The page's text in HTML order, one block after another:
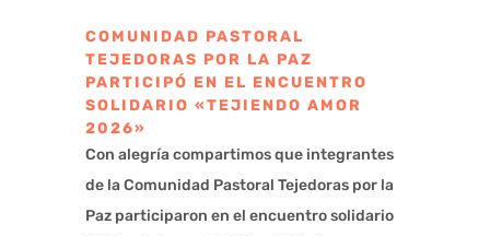
COMUNIDAD PASTORAL
TEJEDORAS POR LA PAZ
PARTICIPÓ EN EL ENCUENTRO
SOLIDARIO «TEJIENDO AMOR
2026»
Con alegría compartimos que integrantes
de la Comunidad Pastoral Tejedoras por la
Paz participaron en el encuentro solidario